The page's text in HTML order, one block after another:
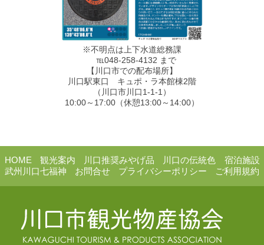
※不明点は上下水道総務課
℡048-258-4132 まで
【川口市での配布場所】
川口駅東口 キュポ・ラ本館棟2階
（川口市川口1-1-1）
10:00～17:00（休憩13:00～14:00）
HOME 観光案内 川口推奨みやげ品 川口の伝統色
宿泊施設
武州川口七福神
お問合せ プライバシーポリシー ご利用規約